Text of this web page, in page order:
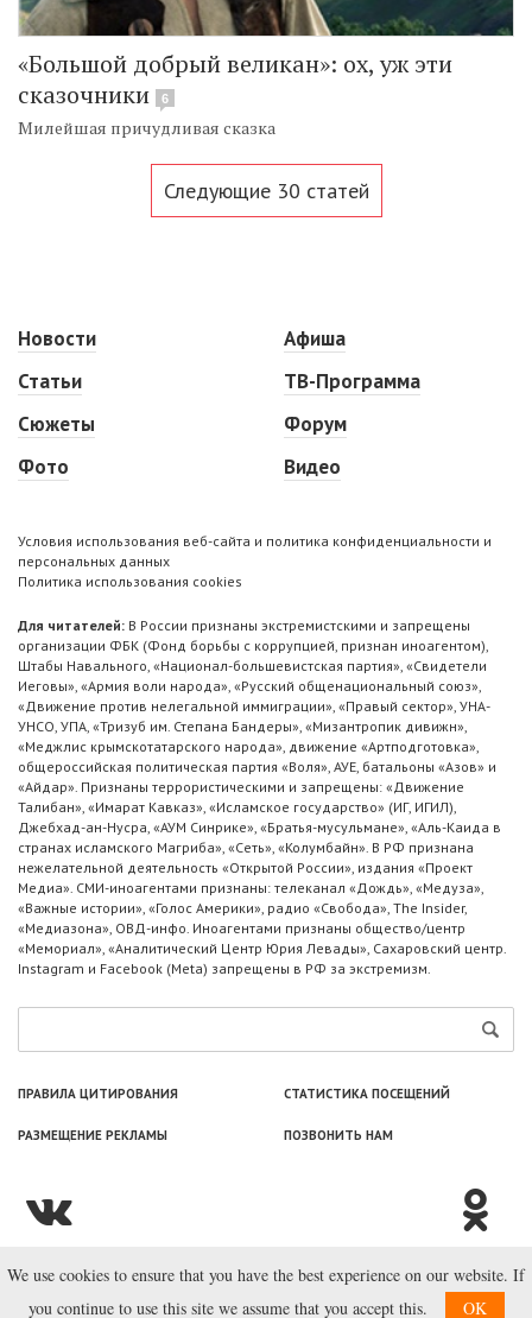
«Большой добрый великан»: ох, уж эти
сказочники
6
Милейшая причудливая сказка
Следующие 30 статей
Новости
Статьи
Сюжеты
Фото
Афиша
ТВ-Программа
Форум
Видео
Условия использования веб-сайта и политика конфиденциальности и
персональных данных
Политика использования cookies
Для читателей: В России признаны экстремистскими и запрещены
организации ФБК (Фонд борьбы с коррупцией, признан иноагентом),
Штабы Навального, «Национал-большевистская партия», «Свидетели
Иеговы», «Армия воли народа», «Русский общенациональный союз»,
«Движение против нелегальной иммиграции», «Правый сектор», УНА-
УНСО, УПА, «Тризуб им. Степана Бандеры», «Мизантропик дивижн»,
«Меджлис крымскотатарского народа», движение «Артподготовка»,
общероссийская политическая партия «Воля», АУЕ, батальоны «Азов» и
«Айдар». Признаны террористическими и запрещены: «Движение
Талибан», «Имарат Кавказ», «Исламское государство» (ИГ, ИГИЛ),
Джебхад-ан-Нусра, «АУМ Синрике», «Братья-мусульмане», «Аль-Каида в
странах исламского Магриба», «Сеть», «Колумбайн». В РФ признана
нежелательной деятельность «Открытой России», издания «Проект
Медиа». СМИ-иноагентами признаны: телеканал «Дождь», «Медуза»,
«Важные истории», «Голос Америки», радио «Свобода», The Insider,
«Медиазона», ОВД-инфо. Иноагентами признаны общество/центр
«Мемориал», «Аналитический Центр Юрия Левады», Сахаровский центр.
Instagram и Facebook (Metа) запрещены в РФ за экстремизм.
ПРАВИЛА ЦИТИРОВАНИЯ СТАТИСТИКА ПОСЕЩЕНИЙ
РАЗМЕЩЕНИЕ РЕКЛАМЫ ПОЗВОНИТЬ НАМ
© ООО «Лаборатория Новоcтей», 2003—2026.
We use cookies to ensure that you have the best experience on our website. If
you continue to use this site we assume that you accept this.
OK